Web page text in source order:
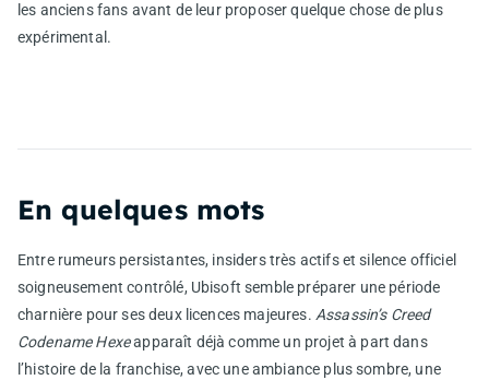
les anciens fans avant de leur proposer quelque chose de plus
expérimental.
En quelques mots
Entre rumeurs persistantes, insiders très actifs et silence officiel
soigneusement contrôlé, Ubisoft semble préparer une période
charnière pour ses deux licences majeures. Assassin’s Creed
Codename Hexeapparaît déjà comme un projet à part dans
l’histoire de la franchise, avec une ambiance plus sombre, une